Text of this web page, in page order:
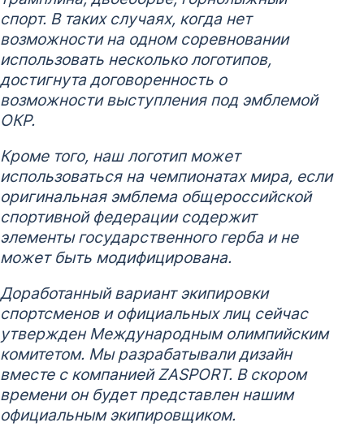
спорт. В таких случаях, когда нет
возможности на одном соревновании
использовать несколько логотипов,
достигнута договоренность о
возможности выступления под эмблемой
ОКР.
Кроме того, наш логотип может
использоваться на чемпионатах мира, если
оригинальная эмблема общероссийской
спортивной федерации содержит
элементы государственного герба и не
может быть модифицирована.
Доработанный вариант экипировки
спортсменов и официальных лиц сейчас
утвержден Международным олимпийским
комитетом. Мы разрабатывали дизайн
вместе с компаниейZASPORT. В скором
времени он будет представлен нашим
официальным экипировщиком.